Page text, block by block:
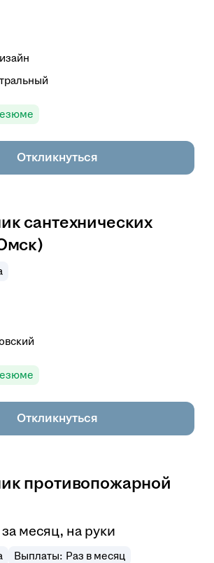
Откликнуться
сантехнических
Откликнуться
противопожарной
за месяц, на руки
Выплаты: Раз в месяц